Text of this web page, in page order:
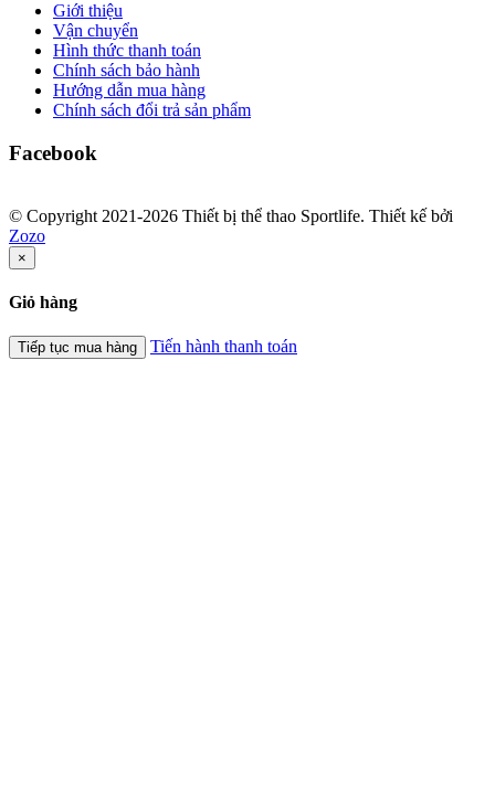
Giới thiệu
Vận chuyển
Hình thức thanh toán
Chính sách bảo hành
Hướng dẫn mua hàng
Chính sách đổi trả sản phẩm
Facebook
© Copyright 2021-2026 Thiết bị thể thao Sportlife. Thiết kế bởi
Zozo
×
Giỏ hàng
Tiếp tục mua hàng Tiến hành thanh toán